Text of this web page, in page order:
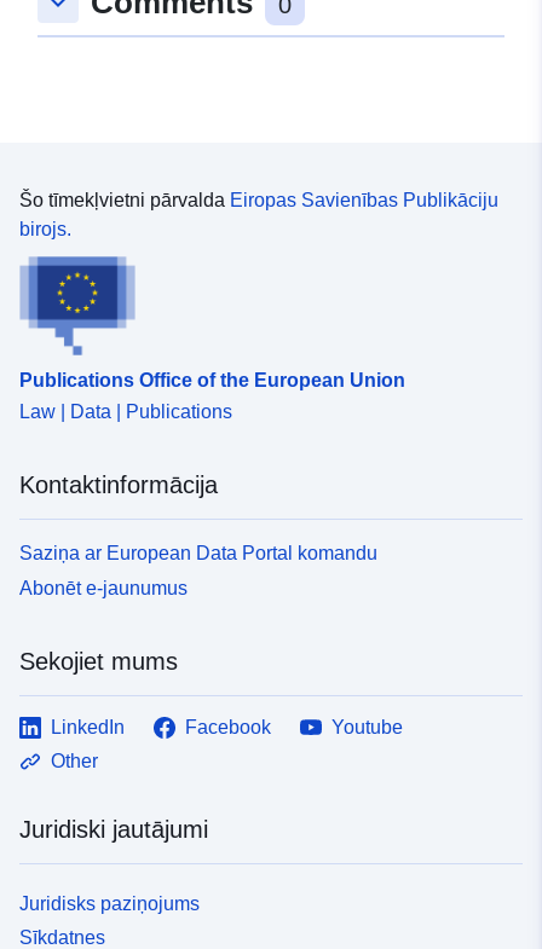
Tips: Polygon
Šo tīmekļvietni pārvalda Eiropas Savienības Publikāciju
birojs.
Publications Office of the European Union
Law | Data | Publications
Kontaktinformācija
Saziņa ar European Data Portal komandu
Abonēt e-jaunumus
Sekojiet mums
LinkedIn Facebook
Youtube
Other
Juridiski jautājumi
Juridisks paziņojums
Sīkdatnes